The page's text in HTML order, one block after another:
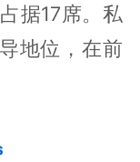
据17席。私
地位，在前